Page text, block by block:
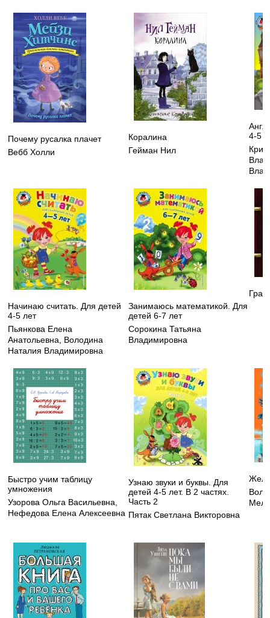
Почему русалка плачет
Вебб Холли
Коралина
Гейман Нил
4-5
Начинаю считать. Для детей
4-5 лет
Пьянкова Елена
Анатольевна, Володина
Наталия Владимировна
Занимаюсь математикой. Для
детей 6-7 лет
Сорокина Татьяна
Владимировна
Быстро учим таблицу
умножения
Узорова Ольга Васильевна,
Нефедова Елена Алексеевна
Узнаю звуки и буквы. Для
детей 4-5 лет. В 2 частях.
Часть 2
Пятак Светлана Викторовна